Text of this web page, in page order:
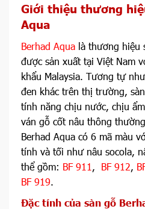
Giới thiệu thương
Aqua
Berhad Aqua là thương hiệu
được sản xuất tại Việt Nam
khẩu Malaysia. Tương tự
đen khác trên thị trường,
tính năng chịu nước, chịu
ván gỗ cốt nâu thông
Berhad Aqua có 6 mã màu
tính và tối như nâu socola,
thể gồm: BF 911, BF 912,
BF 919.
Đặc tính của sàn gỗ